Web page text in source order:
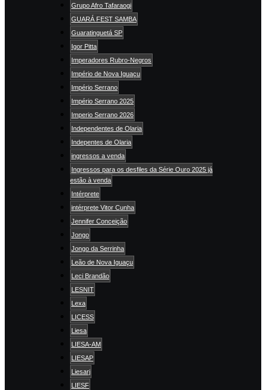
Grupo Afro Tafaraogi
GUARÁ FEST SAMBA
Guaratinguetá SP
Igor Pitta
Imperadores Rubro-Negros
Império de Nova Iguaçu
Império Serrano
Império Serrano 2025
Imperio Serrano 2026
Independentes de Olaria
Indepentes de Olaria
ingressos a venda
Ingressos para os desfiles da Série Ouro 2025 já
estão à venda
Intérprete
intérprete Vitor Cunha
Jennifer Conceição
Jongo
Jongo da Serrinha
Leão de Nova Iguaçu
Leci Brandão
LESNIT
Lexa
LICESS
Liesa
LIESA-AM
LIESAP
Liesarj
LIESF